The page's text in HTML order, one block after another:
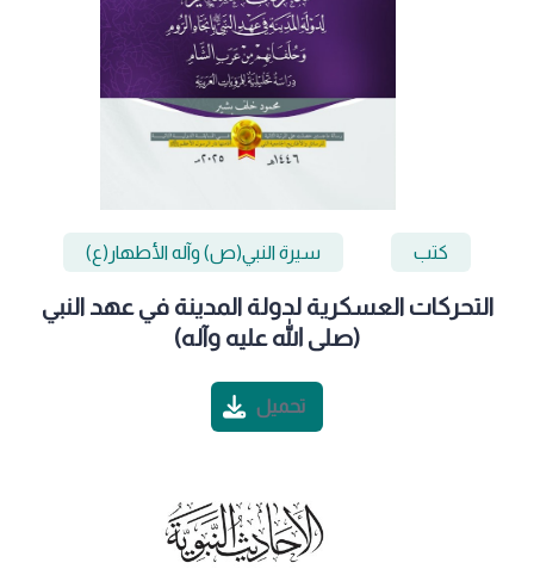
كتب سيرة النبي(ص) وآله الأطهار(ع)
التحركات العسكرية لدولة المدينة في عهد النبي
(صلى الله عليه وآله)
تحميل